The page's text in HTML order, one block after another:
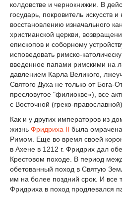
колдовстве и чернокнижии. В
государь, покровитель искусств
восстановлению изначального
христианской церкви,
епископов и соборному
исповедовать римско-
введенное папами римскими на
давлением Карла Великого,
Святого Духа не только от Бога-
пресловутое "филиокве»), все
с Восточной (греко-
Как и у других императоров из
жизнь Фридриха II была
Римом. Еще во время своей
в Ахене в 1212 г. Фридрих дал
Крестовом походе. В период
обетованный поход в Святую
им на более поздний срок. И все
Фридриха в поход продлевался